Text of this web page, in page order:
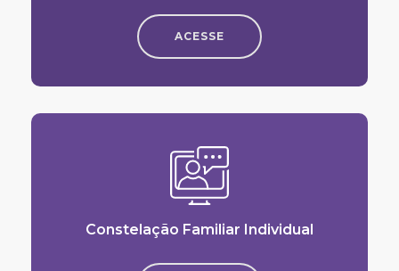
ACESSE
Constelação Familiar Individual